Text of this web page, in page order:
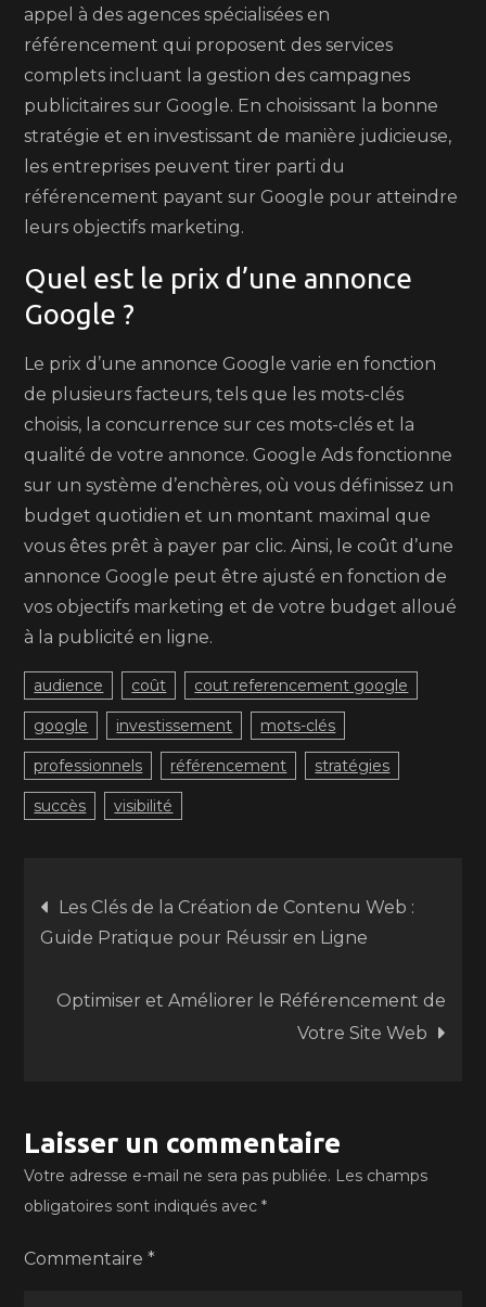
appel à des agences spécialisées en
référencement qui proposent des services
complets incluant la gestion des campagnes
publicitaires sur Google. En choisissant la bonne
stratégie et en investissant de manière judicieuse,
les entreprises peuvent tirer parti du
référencement payant sur Google pour atteindre
leurs objectifs marketing.
Quel est le prix d’une annonce
Google ?
Le prix d’une annonce Google varie en fonction
de plusieurs facteurs, tels que les mots-clés
choisis, la concurrence sur ces mots-clés et la
qualité de votre annonce. Google Ads fonctionne
sur un système d’enchères, où vous définissez un
budget quotidien et un montant maximal que
vous êtes prêt à payer par clic. Ainsi, le coût d’une
annonce Google peut être ajusté en fonction de
vos objectifs marketing et de votre budget alloué
à la publicité en ligne.
audience coût cout referencement google
google investissement mots-clés
professionnels référencement stratégies
succès visibilité
Navigation
de
l’article
Les Clés de la Création de Contenu Web :
Guide Pratique pour Réussir en Ligne
Optimiser et Améliorer le Référencement de
Votre Site Web
Laisser un commentaire
Votre adresse e-mail ne sera pas publiée. Les champs
obligatoires sont indiqués avec*
Commentaire*